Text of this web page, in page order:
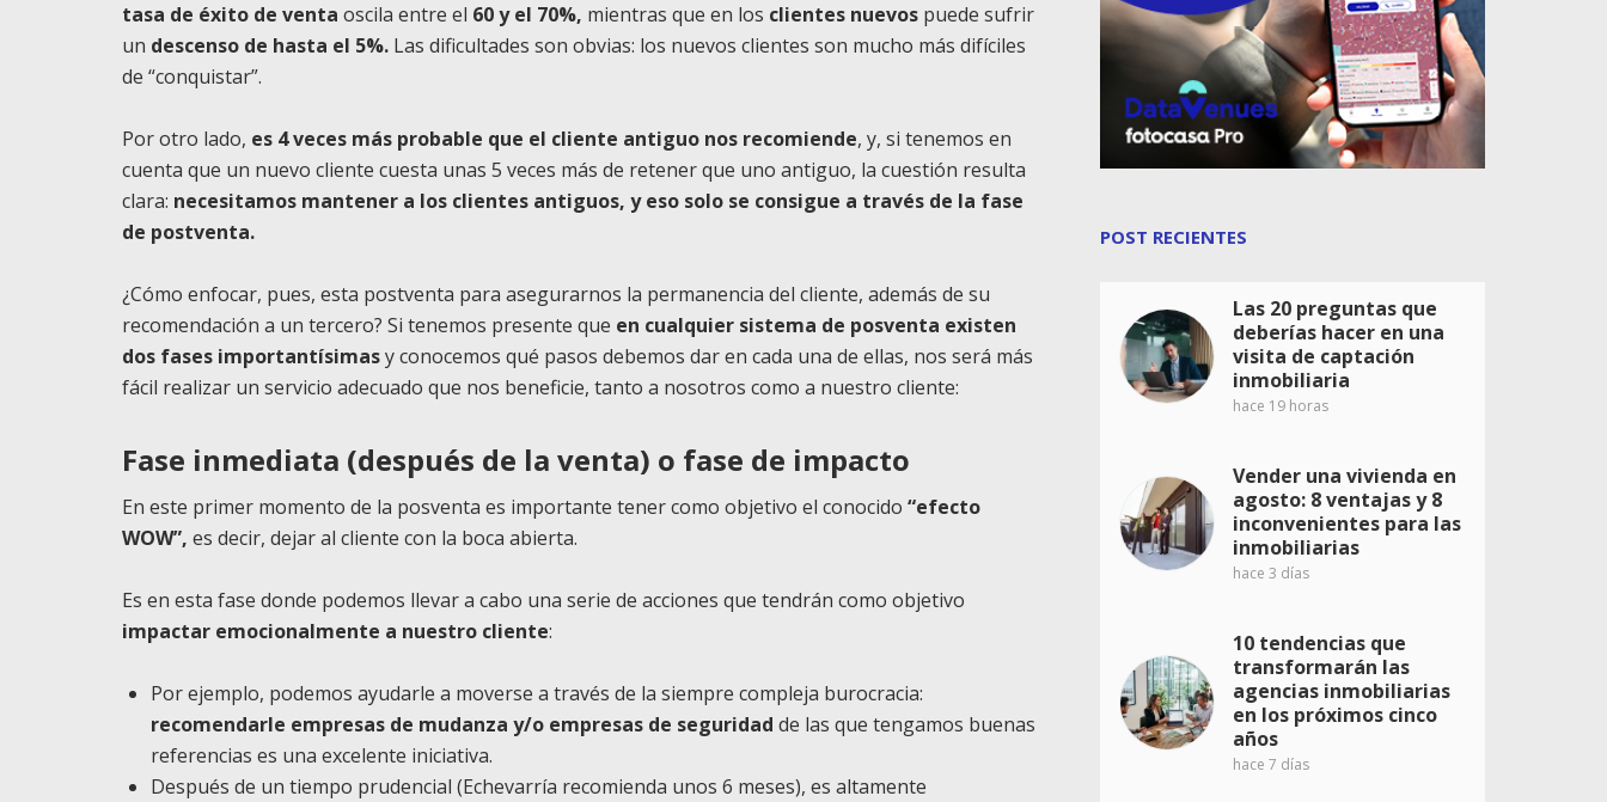
tasa de éxito de venta oscila entre el 60 y el 70%, mientras que en los clientes nuevos puede sufrir
un descenso de hasta el 5%. Las dificultades son obvias: los nuevos clientes son mucho más difíciles
de “conquistar”.
Por otro lado, es 4 veces más probable que el cliente antiguo nos recomiende, y, si tenemos en
cuenta que un nuevo cliente cuesta unas 5 veces más de retener que uno antiguo, la cuestión resulta
clara: necesitamos mantener a los clientes antiguos, y eso solo se consigue a través de la fase
de postventa.
¿Cómo enfocar, pues, esta postventa para asegurarnos la permanencia del cliente, además de su
recomendación a un tercero? Si tenemos presente que en cualquier sistema de posventa existen
dos fases importantísimasy conocemos qué pasos debemos dar en cada una de ellas, nos será más
fácil realizar un servicio adecuado que nos beneficie, tanto a nosotros como a nuestro cliente:
Fase inmediata (después de la venta) o fase de impacto
En este primer momento de la posventa es importante tener como objetivo el conocido “efecto
WOW”, es decir, dejar al cliente con la boca abierta.
Es en esta fase donde podemos llevar a cabo una serie de acciones que tendrán como objetivo
impactar emocionalmente a nuestro cliente:
Por ejemplo, podemos ayudarle a moverse a través de la siempre compleja burocracia:
recomendarle empresas de mudanza y/o empresas de seguridad de las que tengamos buenas
referencias es una excelente iniciativa.
Después de un tiempo prudencial (Echevarría recomienda unos 6 meses), es altamente
POST RECIENTES
Las 20 preguntas que
deberías hacer en una
visita de captación
inmobiliaria
hace 19 horas
Vender una vivienda en
agosto: 8 ventajas y 8
inconvenientes para las
inmobiliarias
hace 3 días
10 tendencias que
transformarán las
agencias inmobiliarias
en los próximos cinco
años
hace 7 días